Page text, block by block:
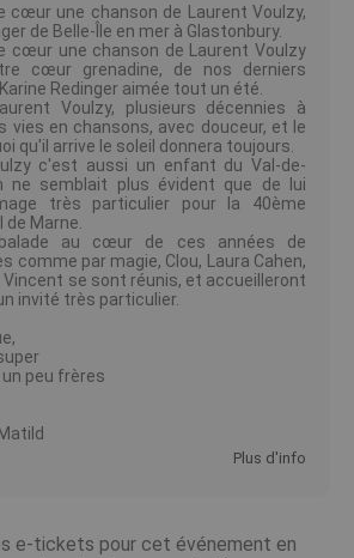
cœur une chanson de Laurent Voulzy,
de Belle-Île en mer à Glastonbury.
cœur une chanson de Laurent Voulzy
cœur grenadine, de nos derniers
Redinger aimée tout un été.
Voulzy, plusieurs décennies à
vies en chansons, avec douceur, et le
qu'il arrive le soleil donnera toujours.
c'est aussi un enfant du Val-de-
ne semblait plus évident que de lui
très particulier pour la 40ème
Marne.
au cœur de ces années de
comme par magie, Clou, Laura Cahen,
Vincent se sont réunis, et accueilleront
invité très particulier.
peu frères
Plus d'info
e-tickets pour cet événement en